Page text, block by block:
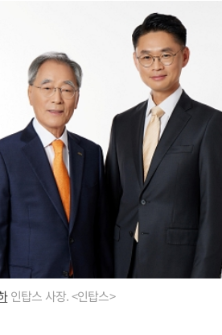
인탑스 사장. <인탑스>